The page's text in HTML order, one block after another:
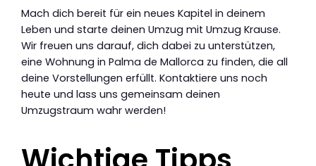
Mach dich bereit für ein neues Kapitel in deinem
Leben und starte deinen Umzug mit Umzug Krause.
Wir freuen uns darauf, dich dabei zu unterstützen,
eine Wohnung in Palma de Mallorca zu finden, die all
deine Vorstellungen erfüllt. Kontaktiere uns noch
heute und lass uns gemeinsam deinen
Umzugstraum wahr werden!